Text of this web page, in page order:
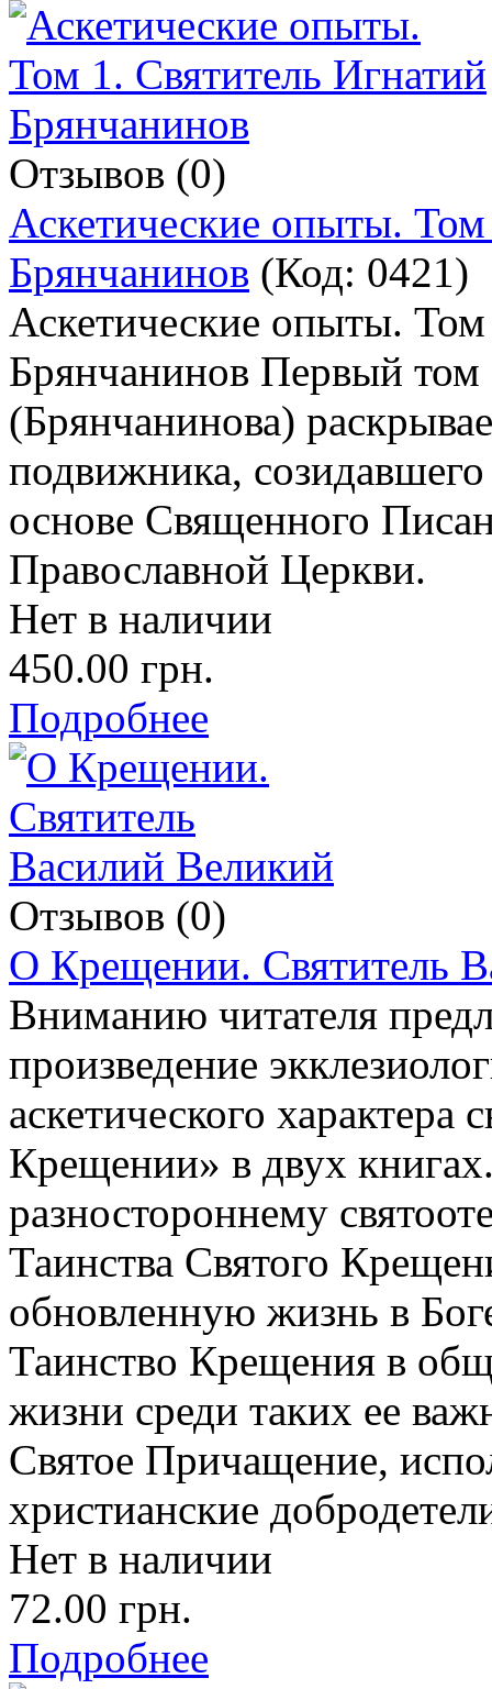
Отзывов (0)
Аскетические опыты.
Брянчанинов (Код: 0421)
Аскетические опыты.
Брянчанинов Первый том
(Брянчанинова)
подвижника,
основе Священного
Православной Церкви.
Нет в наличии
450.00 грн.
Подробнее
Отзывов (0)
О Крещении. Святитель
Вниманию читателя
произведение
аскетического
Крещении» в двух
разностороннему
Таинства Святого
обновленную жизнь в
Таинство Крещения в
жизни среди таких ее
Святое Причащение,
христианские
Нет в наличии
72.00 грн.
Подробнее